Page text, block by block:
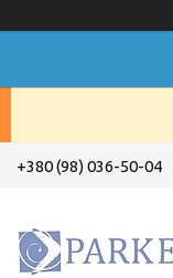
+380 (98) 036-50-04